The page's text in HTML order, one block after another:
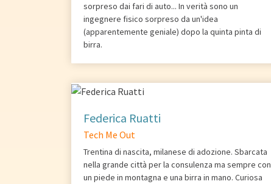
sorpreso dai fari di auto... In verità sono un
ingegnere fisico sorpreso da un'idea
(apparentemente geniale) dopo la quinta pinta di
birra.
Federica Ruatti
Tech Me Out
Trentina di nascita, milanese di adozione. Sbarcata
nella grande città per la consulenza ma sempre con
un piede in montagna e una birra in mano. Curiosa